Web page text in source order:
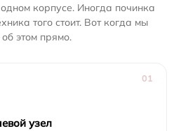
корпусе. Иногда починка
того стоит. Вот когда мы
этом прямо.
01
узел